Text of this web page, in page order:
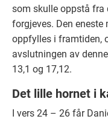
som skulle oppstå fra
forgjeves. Den
oppfylles i framtiden,
avslutningen av
13,1 og 17,12.
Det lille hornet i
I vers 24 – 26 får